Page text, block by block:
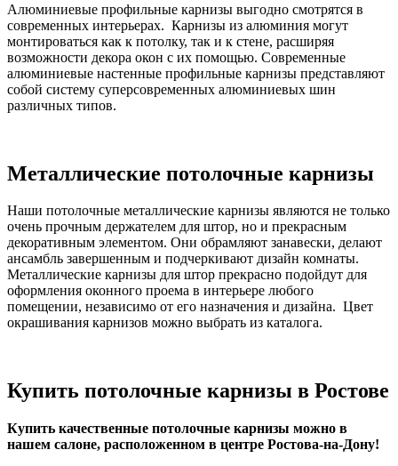
Алюминиевые профильные карнизы выгодно смотрятся в
современных интерьерах. Карнизы из алюминия могут
монтироваться как к потолку, так и к стене, расширяя
возможности декора окон с их помощью. Современные
алюминиевые настенные профильные карнизы представляют
собой систему суперсовременных алюминиевых шин
различных типов.
Металлические потолочные карнизы
Наши потолочные металлические карнизы являются не только
очень прочным держателем для штор, но и прекрасным
декоративным элементом. Они обрамляют занавески, делают
ансамбль завершенным и подчеркивают дизайн комнаты.
Металлические карнизы для штор прекрасно подойдут для
оформления оконного проема в интерьере любого
помещении, независимо от его назначения и дизайна. Цвет
окрашивания карнизов можно выбрать из каталога.
Купить потолочные карнизы в Ростове
Купить качественные потолочные карнизы можно в
нашем салоне, расположенном в центре Ростова-на-Дону!